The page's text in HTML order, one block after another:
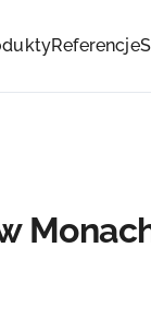
Referencje